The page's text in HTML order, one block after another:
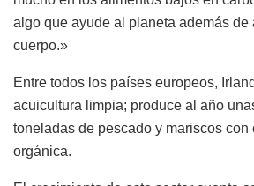
algo que ayude al planeta además de
cuerpo.»
Entre todos los países europeos,
acuicultura limpia; produce al año
toneladas de pescado y mariscos con
orgánica.